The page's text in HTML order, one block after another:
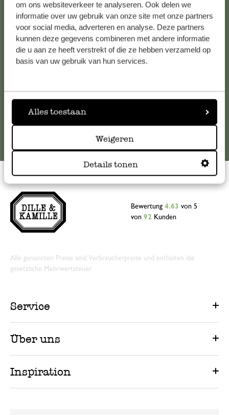
om ons websiteverkeer te analyseren. Ook delen we
informatie over uw gebruik van onze site met onze partners
voor social media, adverteren en analyse. Deze partners
kunnen deze gegevens combineren met andere informatie
die u aan ze heeft verstrekt of die ze hebben verzameld op
basis van uw gebruik van hun services.
Alles toestaan
Weigeren
Details tonen
Falls Sie Fragen haben oder Tipps und Hilfe brauchen, wenden
Sie sich bitte an unseren Kundenservice. Oder lesen Sie hier
die Antworten auf häufig gestellte Fragen
Bewertung 4.63 von 5
von 92 Kunden
Alle genannten Preise sind Verbraucherpreise und enthalten die
gesetzliche Mehrwertsteuer.
Service
Über uns
Inspiration